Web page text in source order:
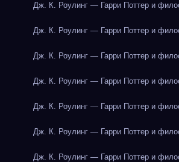
Дж. К. Роулинг — Гарри Поттер и
Дж. К. Роулинг — Гарри Поттер и
Дж. К. Роулинг — Гарри Поттер и
Дж. К. Роулинг — Гарри Поттер и
Дж. К. Роулинг — Гарри Поттер и
Дж. К. Роулинг — Гарри Поттер и
Дж. К. Роулинг — Гарри Поттер и